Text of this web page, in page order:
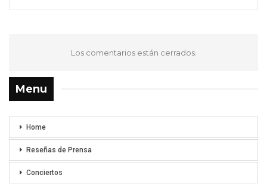
Los comentarios están cerrados.
Menu
Home
Reseñas de Prensa
Conciertos